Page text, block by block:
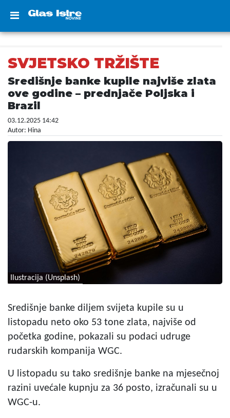
SVJETSKO TRŽIŠTE
Središnje banke kupile najviše zlata
ove godine – prednjače Poljska i
Brazil
03.12.2025 14:42
Autor: Hina
Ilustracija (Unsplash)
Središnje banke diljem svijeta kupile su u
listopadu neto oko 53 tone zlata, najviše od
početka godine, pokazali su podaci udruge
rudarskih kompanija WGC.
U listopadu su tako središnje banke na mjesečnoj
razini uvećale kupnju za 36 posto, izračunali su u
WGC-u.